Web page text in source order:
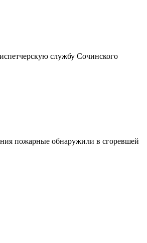
службу Сочинского
пожарные обнаружили в сгоревшей